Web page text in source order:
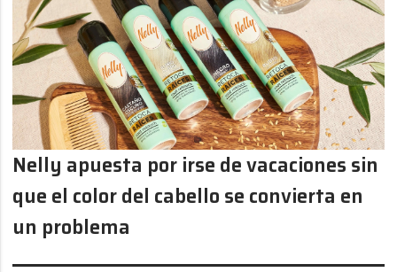
Nelly apuesta por irse de vacaciones sin
que el color del cabello se convierta en
un problema